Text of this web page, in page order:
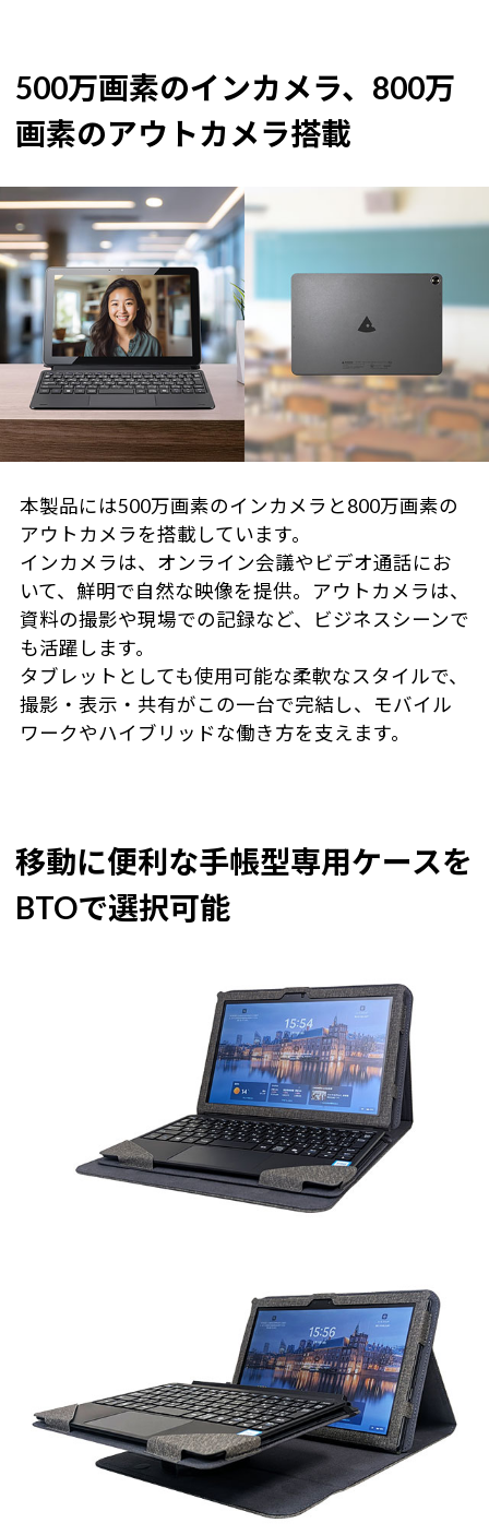
500万画素のインカメラ、800万
画素のアウトカメラ搭載
本製品には500万画素のインカメラと800万画素の
アウトカメラを搭載しています。
インカメラは、オンライン会議やビデオ通話にお
いて、鮮明で自然な映像を提供。アウトカメラは、
資料の撮影や現場での記録など、ビジネスシーンで
も活躍します。
タブレットとしても使用可能な柔軟なスタイルで、
撮影・表示・共有がこの一台で完結し、モバイル
ワークやハイブリッドな働き方を支えます。
移動に便利な手帳型専用ケースを
BTOで選択可能